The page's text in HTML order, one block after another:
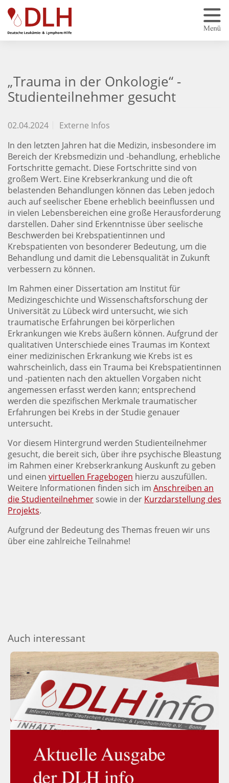
Zum Hauptinhalt springen
„Trauma in der Onkologie“ -
Studienteilnehmer gesucht
02.04.2024
Externe Infos
In den letzten Jahren hat die Medizin, insbesondere im
Bereich der Krebsmedizin und -behandlung, erhebliche
Fortschritte gemacht. Diese Fortschritte sind von
großem Wert. Eine Krebserkrankung und die oft
belastenden Behandlungen können das Leben jedoch
auch auf seelischer Ebene erheblich beeinflussen und
in vielen Lebensbereichen eine große Herausforderung
darstellen. Daher sind Erkenntnisse über seelische
Beschwerden bei Krebspatientinnen und
Krebspatienten von besonderer Bedeutung, um die
Behandlung und damit die Lebensqualität in Zukunft
verbessern zu können.
Im Rahmen einer Dissertation am Institut für
Medizingeschichte und Wissenschaftsforschung der
Universität zu Lübeck wird untersucht, wie sich
traumatische Erfahrungen bei körperlichen
Erkrankungen wie Krebs äußern können. Aufgrund der
qualitativen Unterschiede eines Traumas im Kontext
einer medizinischen Erkrankung wie Krebs ist es
wahrscheinlich, dass ein Trauma bei Krebspatientinnen
und -patienten nach den aktuellen Vorgaben nicht
angemessen erfasst werden kann; entsprechend
werden die spezifischen Merkmale traumatischer
Erfahrungen bei Krebs in der Studie genauer
untersucht.
Vor diesem Hintergrund werden Studienteilnehmer
gesucht, die bereit sich, über ihre psychische Bleastung
im Rahmen einer Krebserkrankung Auskunft zu geben
und einen virtuellen Fragebogen hierzu auszufüllen.
Weitere Informationen finden sich im Anschreiben an
die Studienteilnehmer sowie in der Kurzdarstellung des
Projekts.
Aufgrund der Bedeutung des Themas freuen wir uns
über eine zahlreiche Teilnahme!
Auch interessant